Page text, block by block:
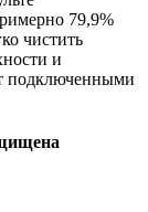
79,9%
чистить
и
подключенными